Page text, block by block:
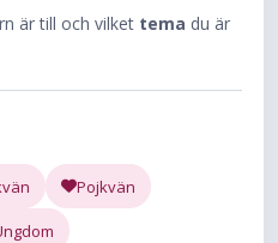
är till och vilket tema du är
Pojkvän